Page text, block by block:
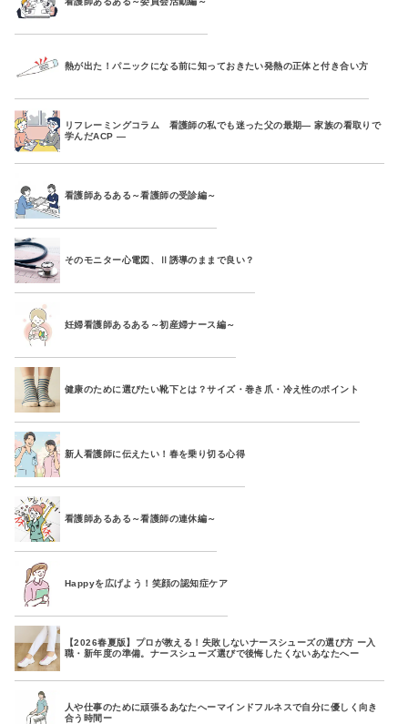
熱が出た！パニックになる前に知っておきたい発熱の正体と付き合い方
リフレーミングコラム 看護師の私でも迷った父の最期― 家族の看取りで
学んだACP ―
看護師あるある～看護師の受診編～
そのモニター心電図、Ⅱ誘導のままで良い？
妊婦看護師あるある～初産婦ナース編～
健康のために選びたい靴下とは？サイズ・巻き爪・冷え性のポイント
新人看護師に伝えたい！春を乗り切る心得
看護師あるある～看護師の連休編～
Happyを広げよう！笑顔の認知症ケア
【2026春夏版】プロが教える！失敗しないナースシューズの選び方 ー入
職・新年度の準備。ナースシューズ選びで後悔したくないあなたへー
人や仕事のために頑張るあなたへーマインドフルネスで自分に優しく向き
合う時間ー